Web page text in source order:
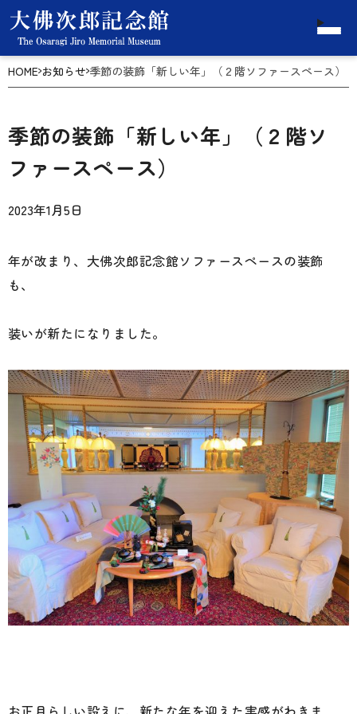
HOME お知らせ 季節の装飾「新しい年」（２階ソファースペース）
季節の装飾「新しい年」（２階ソ
ファースペース）
2023年1月5日
年が改まり、大佛次郎記念館ソファースペースの装飾
も、
装いが新たになりました。